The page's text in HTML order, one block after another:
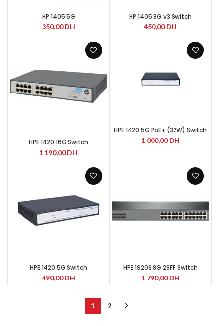
HP 1405 5G
350,00DH
HP 1405 8G v3 Switch
450,00DH
HPE 1420 16G Switch
1 190,00DH
HPE 1420 5G PoE+ (32W) Switch
1 000,00DH
HPE 1420 5G Switch
490,00DH
HPE 1920S 8G 2SFP Switch
1 790,00DH
1 2